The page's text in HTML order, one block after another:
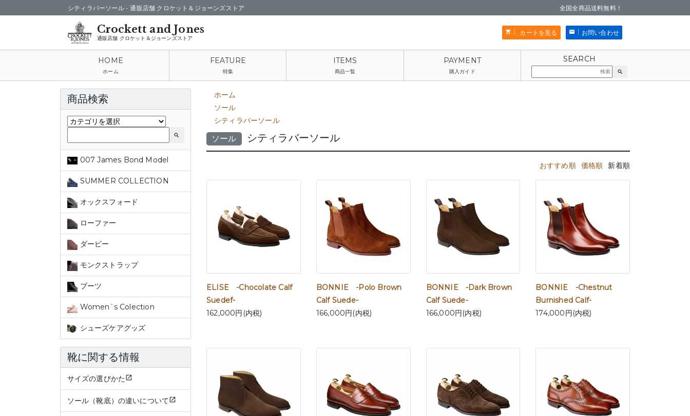
通販店舗 クロケット＆ジョーンズストア
カートを見る お問い合わせ
シティラバーソール -通販店舗 クロケット＆ジョーンズストア 全国全商品送料無料！
ホーム 特集 商品一覧 購入ガイド search
ホーム
ソール
シティラバーソール
ソール シティラバーソール
おすすめ順 価格順 新着順
ELISE -Chocolate Calf
Suedef-
162,000円(内税)
BONNIE -Polo Brown
Calf Suede-
166,000円(内税)
BONNIE -Dark Brown
Calf Suede-
166,000円(内税)
BONNIE -Chestnut
Burnished Calf-
174,000円(内税)
商品検索
search
007 James Bond Model
SUMMER COLLECTION
オックスフォード
ローファー
ダービー
モンクストラップ
ブーツ
Women`s Colection
シューズケアグッズ
靴に関する情報
サイズの選びかた
ソール（靴底）の違いについて